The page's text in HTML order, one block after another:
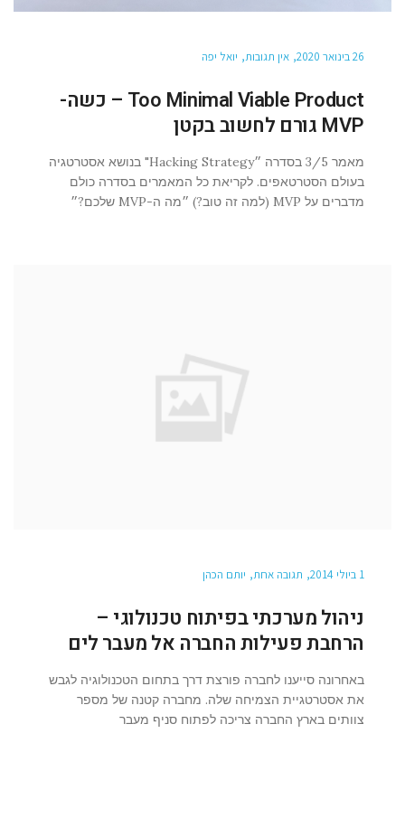
26 בינואר 2020 אין תגובות יואל יפה
Too Minimal Viable Product – כשה-
MVP גורם לחשוב בקטן
מאמר 3/5 בסדרה ״Hacking Strategy" בנושא אסטרטגיה
בעולם הסטרטאפים. לקריאת כל המאמרים בסדרה כולם
מדברים על MVP (למה זה טוב?) ״מה ה-MVP שלכם?״
1 ביולי 2014 תגובה אחת יותם הכהן
ניהול מערכתי בפיתוח טכנולוגי –
הרחבת פעילות החברה אל מעבר לים
באחרונה סייענו לחברה פורצת דרך בתחום הטכנולוגיה לגבש
את אסטרטגיית הצמיחה שלה. מחברה קטנה של מספר
צוותים בארץ החברה צריכה לפתוח סניף מעבר